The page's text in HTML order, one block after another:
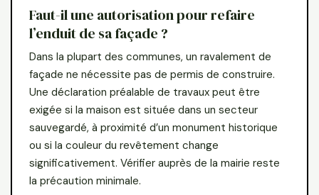
Faut-il une autorisation pour refaire
l’enduit de sa façade ?
Dans la plupart des communes, un ravalement de
façade ne nécessite pas de permis de construire.
Une déclaration préalable de travaux peut être
exigée si la maison est située dans un secteur
sauvegardé, à proximité d’un monument historique
ou si la couleur du revêtement change
significativement. Vérifier auprès de la mairie reste
la précaution minimale.